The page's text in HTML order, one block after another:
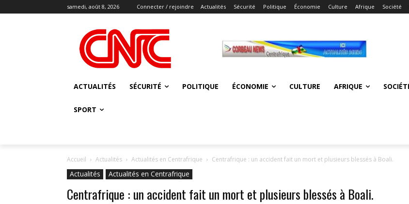
samedi, août 8, 2026 Connecter / rejoindre Actualités Sécurité Politique Économie Culture Afrique Société
ACTUALITÉS SÉCURITÉ POLITIQUE ÉCONOMIE CULTURE AFRIQUE
SPORT
Accueil Actualités Actualités en Centrafrique Centrafrique : un accident fait un mort et plusieurs blessés à Boali.
Actualités Actualités en Centrafrique
Centrafrique : un accident fait un mort et plusieurs blessés à Boali.